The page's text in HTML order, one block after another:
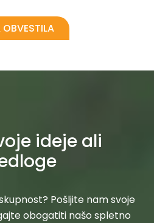
ideje ali
Pošljite nam svoje
obogatiti našo spletno